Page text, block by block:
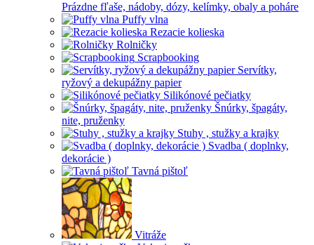
Prázdne fľaše, nádoby, dózy, kelímky, obaly a poháre
Puffy vlna
Rezacie kolieska
Rolničky
Scrapbooking
Servítky,
ryžový a dekupážny papier
Silikónové pečiatky
Šnúrky, špagáty,
nite, pruženky
Stuhy , stužky a krajky
Svadba ( doplnky,
dekorácie )
Tavná pištoľ
Vitráže